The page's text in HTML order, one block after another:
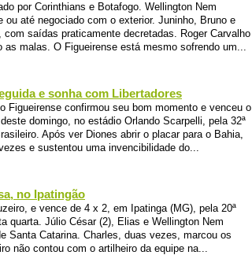
por Corinthians e Botafogo. Wellington Nem
ou até negociado com o exterior. Juninho, Bruno e
com saídas praticamente decretadas. Roger Carvalho
as malas. O Figueirense está mesmo sofrendo um...
e sonha com Libertadores
Figueirense confirmou seu bom momento e venceu o
domingo, no estádio Orlando Scarpelli, pela 32ª
Após ver Diones abrir o placar para o Bahia,
e sustentou uma invencibilidade do...
no Ipatingão
e vence de 4 x 2, em Ipatinga (MG), pela 20ª
quarta. Júlio César (2), Elias e Wellington Nem
Santa Catarina. Charles, duas vezes, marcou os
não contou com o artilheiro da equipe na...